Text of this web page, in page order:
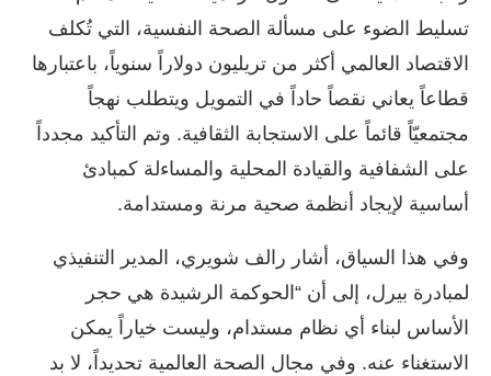
تسليط الضوء على مسألة الصحة النفسية، التي تُكلف
الاقتصاد العالمي أكثر من تريليون دولاراً سنوياً، باعتبارها
قطاعاً يعاني نقصاً حاداً في التمويل ويتطلب نهجاً
مجتمعيّاً قائماً على الاستجابة الثقافية. وتم التأكيد مجدداً
على الشفافية والقيادة المحلية والمساءلة كمبادئ
أساسية لإيجاد أنظمة صحية مرنة ومستدامة.
وفي هذا السياق، أشار رالف شويري، المدير التنفيذي
لمبادرة بيرل، إلى أن “الحوكمة الرشيدة هي حجر
الأساس لبناء أي نظام مستدام، وليست خياراً يمكن
الاستغناء عنه. وفي مجال الصحة العالمية تحديداً، لا بد